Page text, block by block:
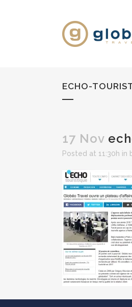
ECHO-
17 Nov
Posted at 11:30h in